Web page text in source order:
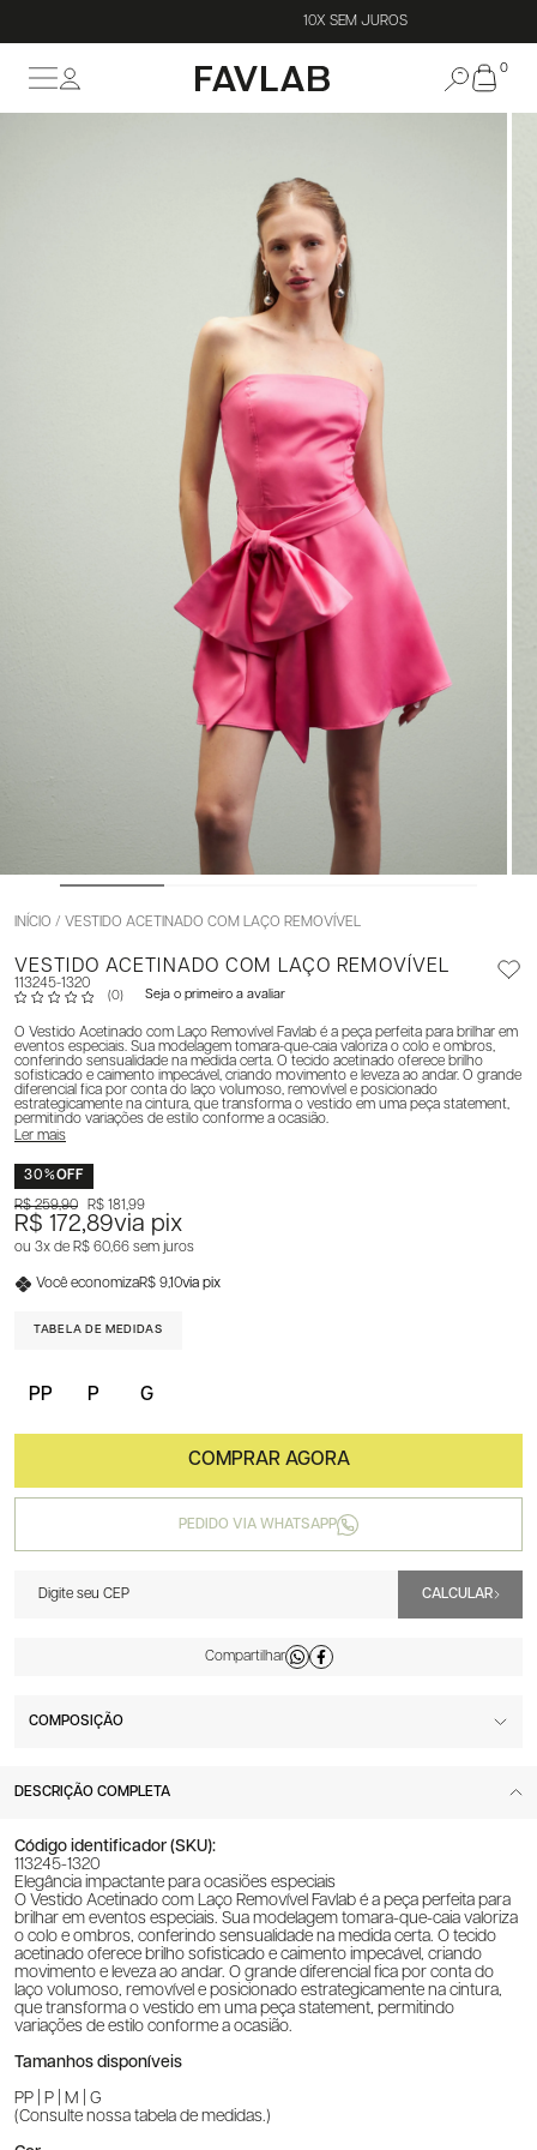
10X SEM JUROS
0
INÍCIO VESTIDO ACETINADO COM LAÇO REMOVÍVEL
VESTIDO ACETINADO COM LAÇO REMOVÍVEL
113245-1320
(0) Seja o primeiro a avaliar
O Vestido Acetinado com Laço Removível Favlab é a peça perfeita para brilhar em
eventos especiais. Sua modelagem tomara-que-caia valoriza o colo e ombros,
conferindo sensualidade na medida certa. O tecido acetinado oferece brilho
sofisticado e caimento impecável, criando movimento e leveza ao andar. O grande
diferencial fica por conta do laço volumoso, removível e posicionado
estrategicamente na cintura, que transforma o vestido em uma peça statement,
permitindo variações de estilo conforme a ocasião.
Ler mais
30%OFF
R$ 172,89via pix
R$ 259,90 R$ 181,99
3x R$ 60,66 sem juros
Você economizaR$ 9,10via pix
TABELA DE MEDIDAS
PP P G
PEDIDO VIA WHATSAPP
COMPOSIÇÃO
DESCRIÇÃO COMPLETA
Código identificador (SKU):
113245-1320
Elegância impactante para ocasiões especiais
O Vestido Acetinado com Laço Removível Favlab é a peça perfeita para
brilhar em eventos especiais. Sua modelagem tomara-que-caia valoriza
o colo e ombros, conferindo sensualidade na medida certa. O tecido
acetinado oferece brilho sofisticado e caimento impecável, criando
movimento e leveza ao andar. O grande diferencial fica por conta do
laço volumoso, removível e posicionado estrategicamente na cintura,
que transforma o vestido em uma peça statement, permitindo
variações de estilo conforme a ocasião.
Tamanhos disponíveis
PP | P | M | G
(Consulte nossa tabela de medidas.)